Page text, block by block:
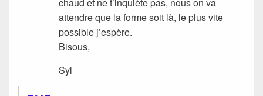
chaud et ne t’inquiète pas, nous on va
attendre que la forme soit là, le plus vite
possible j’espère.
Bisous,
Syl